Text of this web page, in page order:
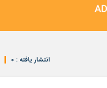
انتشار یافته : ۰